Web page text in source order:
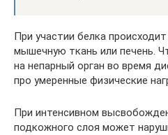
При участии белка
мышечную ткань или печень.
на непарный орган во время
про умеренные физические
При интенсивном
подкожного слоя может